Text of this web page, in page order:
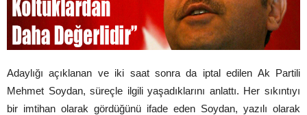
Adaylığı açıklanan ve iki saat sonra da iptal edilen Ak Partili
Mehmet Soydan, süreçle ilgili yaşadıklarını anlattı. Her sıkıntıyı
bir imtihan olarak gördüğünü ifade eden Soydan, yazılı olarak